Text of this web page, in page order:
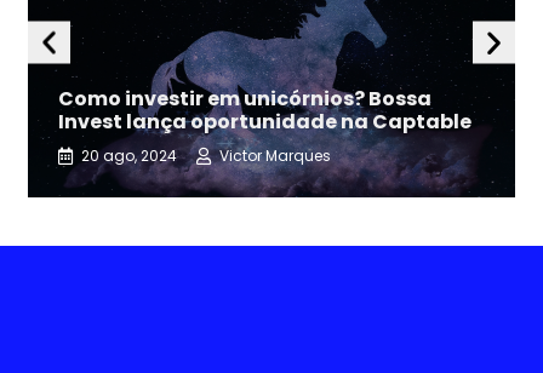
Como investir em unicórnios? Bossa
Invest lança oportunidade na Captable
20 ago, 2024 Victor Marques